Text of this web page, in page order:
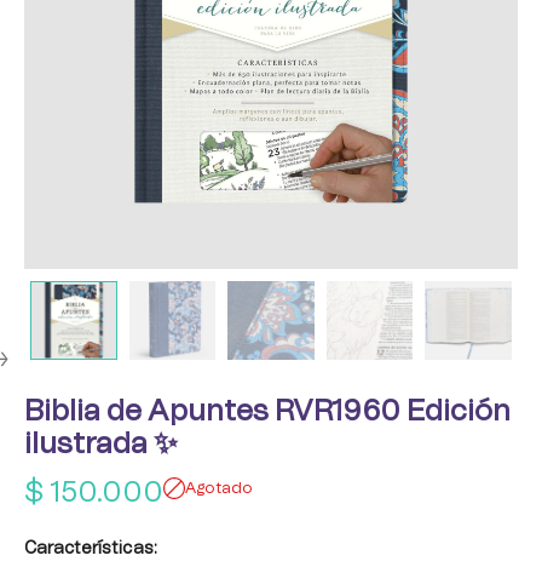
Biblia de Apuntes RVR1960 Edición
ilustrada ✨
$ 150.000 Agotado
Características: